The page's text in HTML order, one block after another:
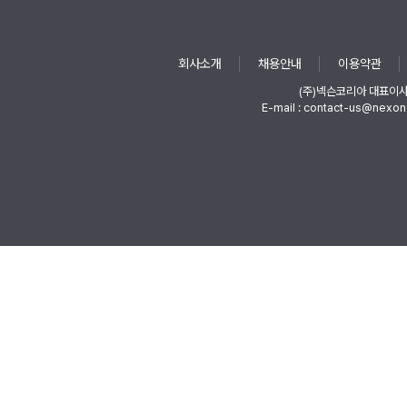
회사소개 채용안내 이용약관
(주)넥슨코리아 대표이
E-mail : contact-